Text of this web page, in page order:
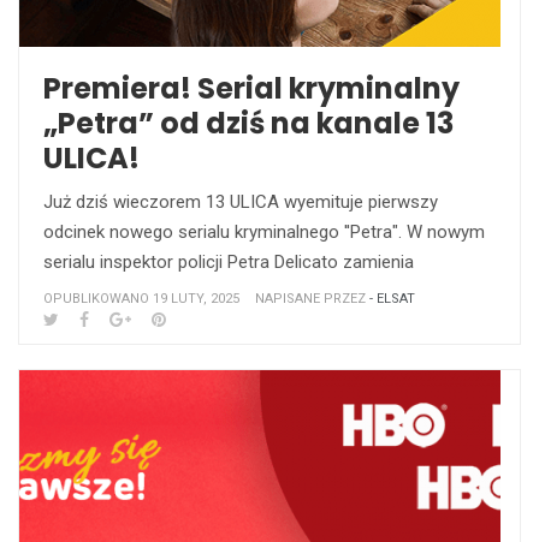
Premiera! Serial kryminalny
„Petra” od dziś na kanale 13
ULICA!
Już dziś wieczorem 13 ULICA wyemituje pierwszy
odcinek nowego serialu kryminalnego ''Petra". W nowym
serialu inspektor policji Petra Delicato zamienia
OPUBLIKOWANO 19 LUTY, 2025 NAPISANE PRZEZ - ELSAT